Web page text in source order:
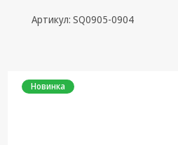
адаптеры
Артикул: SQ0905-0904
Новинка